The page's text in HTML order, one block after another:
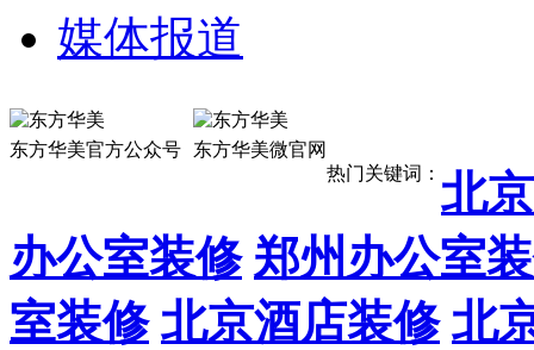
媒体报道
东方华美官方公众号 东方华美微官网
热门关键词： 北
办公室装修 郑州办公室
室装修 北京酒店装修 北